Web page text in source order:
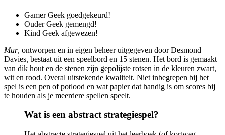
Gamer Geek goedgekeurd!
Ouder Geek gemengd!
Kind Geek afgewezen!
Mur, ontworpen en in eigen beheer uitgegeven door Desmond
Davies bestaat uit een speelbord en 15 stenen. Het bord is gemaakt
van dik hout en de stenen zijn gepolijste rotsen in de kleuren zwart,
wit en rood. Overal uitstekende kwaliteit. Niet inbegrepen bij het
spel is een pen of potlood en wat papier dat handig is om scores bij
te houden als je meerdere spellen speelt.
Wat is een abstract strategiespel?